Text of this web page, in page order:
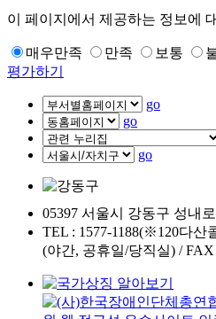
이 페이지에서 제공하는 정보에
매우만족 만족 보통
평가하기
go
go
go
05397 서울시 강동구 성내
TEL : 1577-1188(※120다산
(야간, 공휴일/당직실) / FAX